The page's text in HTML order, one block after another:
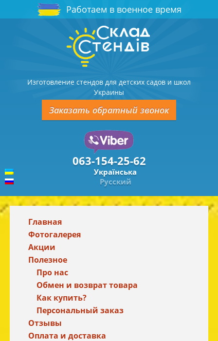
Работаем в военное время
Изготовление стендов для детских садов и школ
Украины
Заказать обратный звонок
063-154-25-62
Українська
Русский
Главная
Фотогалерея
Акции
Полезное
Про нас
Обмен и возврат товара
Как купить?
Персональный заказ
Отзывы
Оплата и доставка